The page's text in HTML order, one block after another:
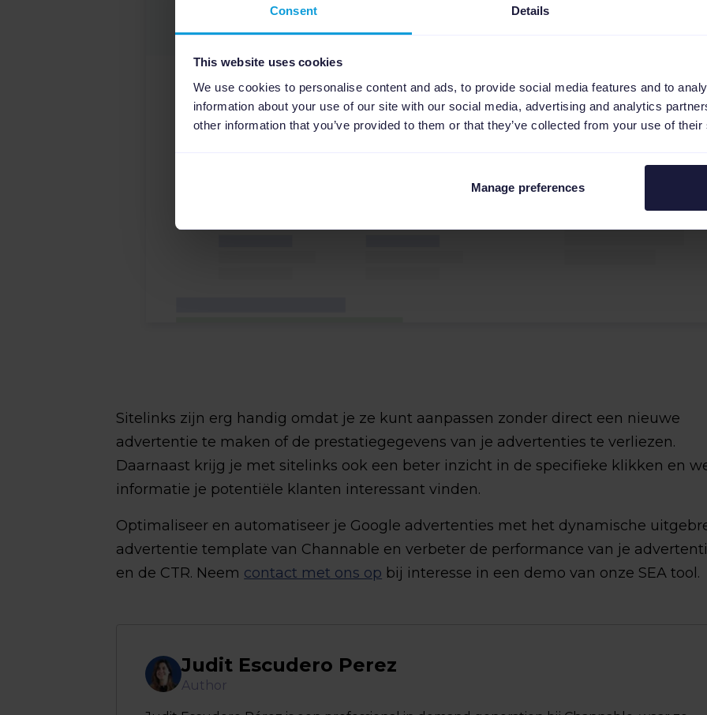
Consent Details
This website uses cookies
We use cookies to personalise content and ads, to provide social media features and to
information about your use of our site with our social media, advertising and analytics
other information that you’ve provided to them or that they’ve collected from your use of
Manage preferences
Sitelinks zijn erg handig omdat je ze kunt aanpassen zonder direct een nieuwe
advertentie te maken of de prestatiegegevens van je advertenties te verliezen.
Daarnaast krijg je met sitelinks ook een beter inzicht in de specifieke klikken en
informatie je potentiële klanten interessant vinden.
Optimaliseer en automatiseer je Google advertenties met het dynamische
advertentie template van Channable en verbeter de performance van je
en de CTR. Neem contact met ons op bij interesse in een demo van onze SEA tool.
Judit Escudero Perez
Author